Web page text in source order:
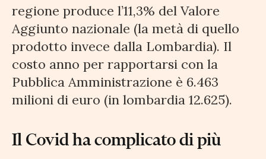
regione produce l’11,3% del Valore
Aggiunto nazionale (la metà di quello
prodotto invece dalla Lombardia). Il
costo anno per rapportarsi con la
Pubblica Amministrazione è 6.463
milioni di euro (in lombardia 12.625).
Il Covid ha complicato di più